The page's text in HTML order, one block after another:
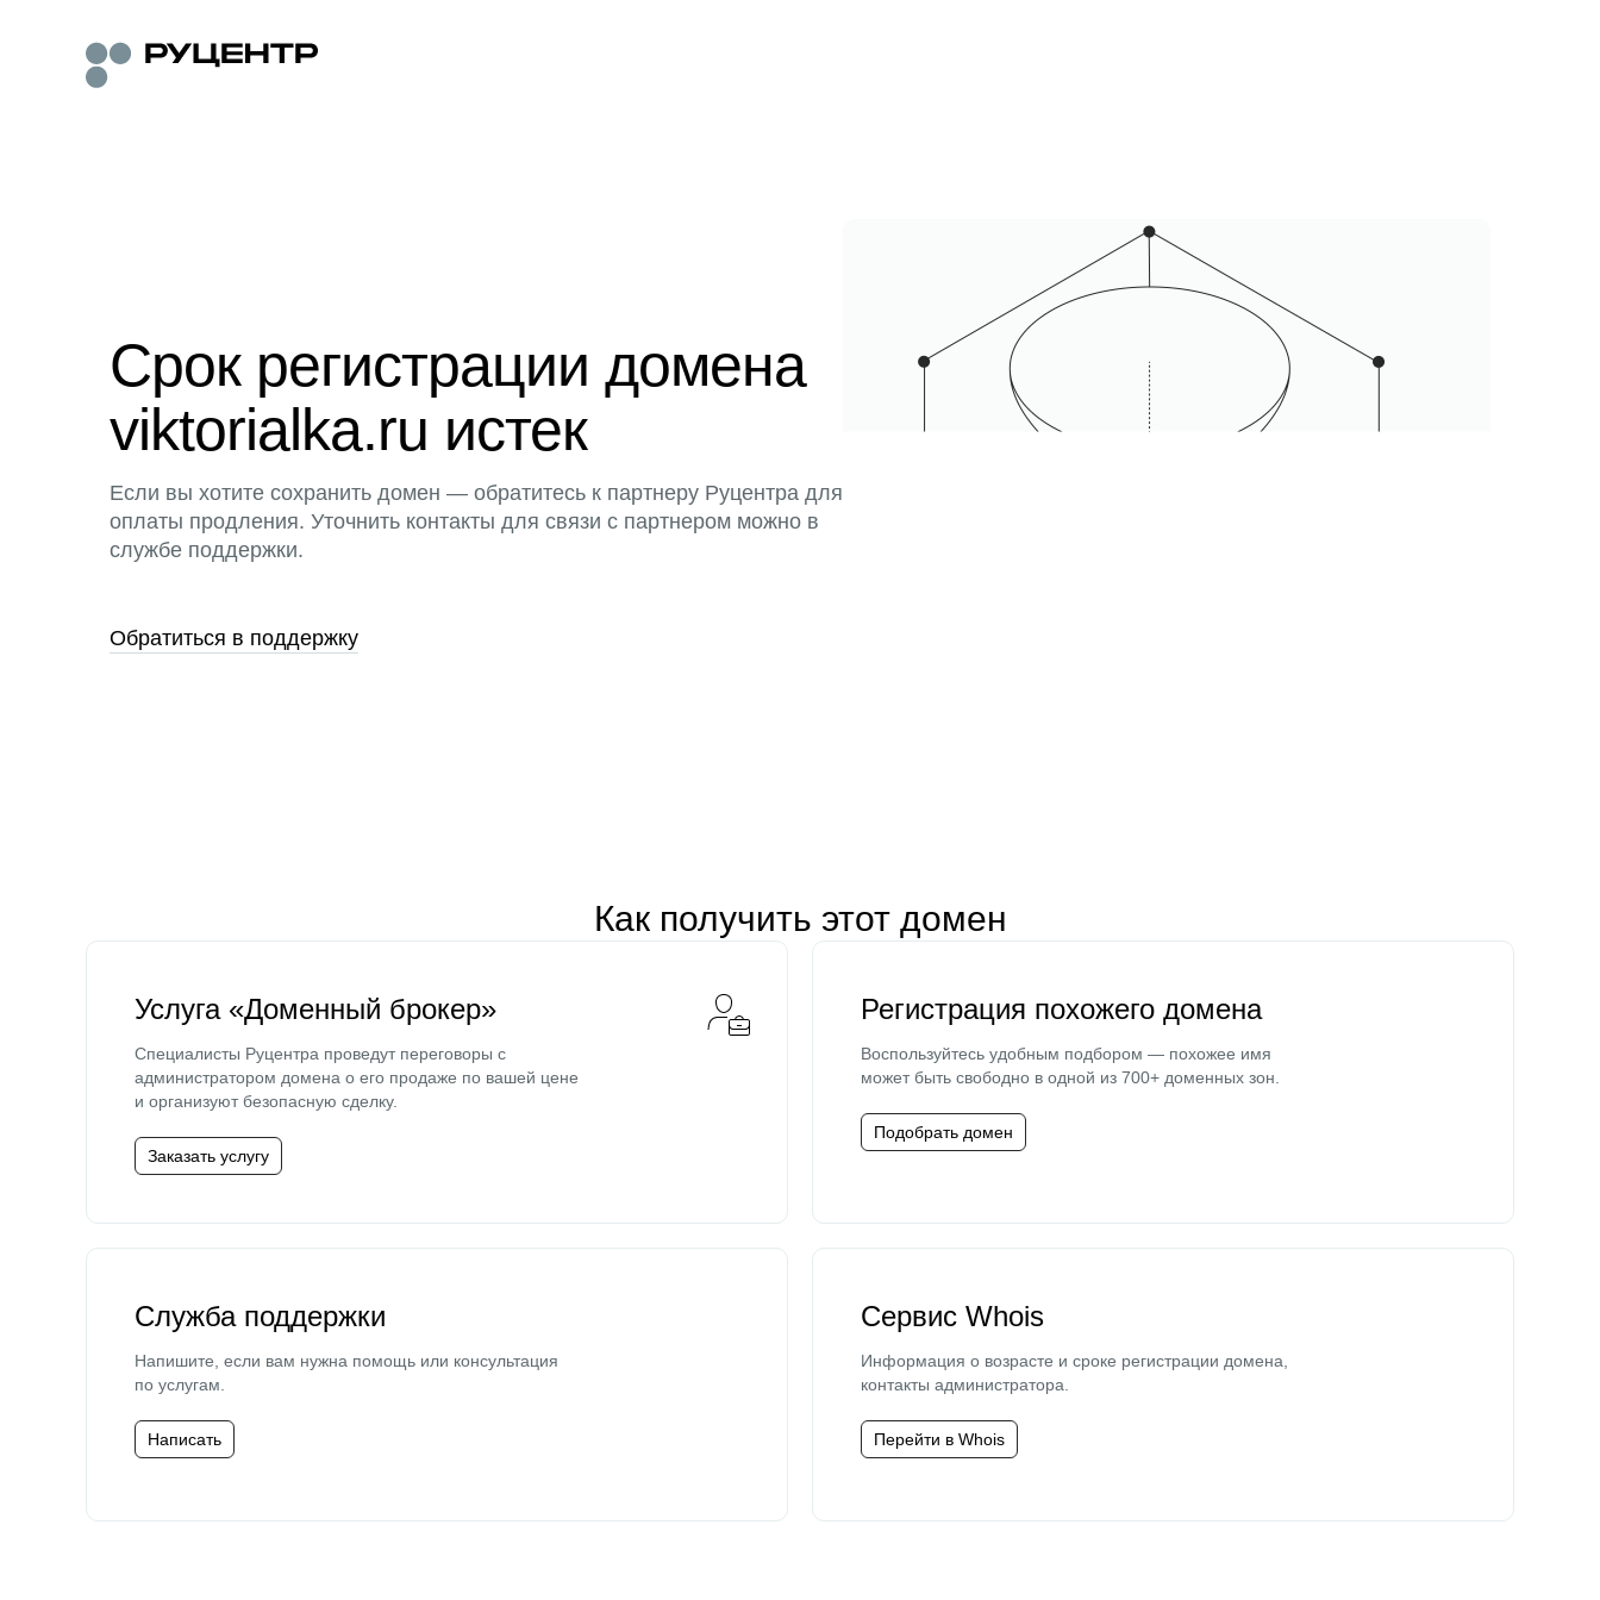
Срок регистрации домена
viktorialka.ru истек
Если вы хотите сохранить домен — обратитесь к партнеру Руцентра для
оплаты продления. Уточнить контакты для связи с партнером можно в
службе поддержки.
Обратиться в поддержку
Как получить этот домен
Услуга «Доменный брокер»
Специалисты Руцентра проведут переговоры с
администратором домена о его продаже по вашей цене
и организуют безопасную сделку.
Заказать услугу
Регистрация похожего домена
Воспользуйтесь удобным подбором — похожее имя
может быть свободно в одной из 700+ доменных зон.
Подобрать домен
Служба поддержки
Напишите, если вам нужна помощь или консультация
по услугам.
Написать
Сервис Whois
Информация о возрасте и сроке регистрации домена,
контакты администратора.
Перейти в Whois